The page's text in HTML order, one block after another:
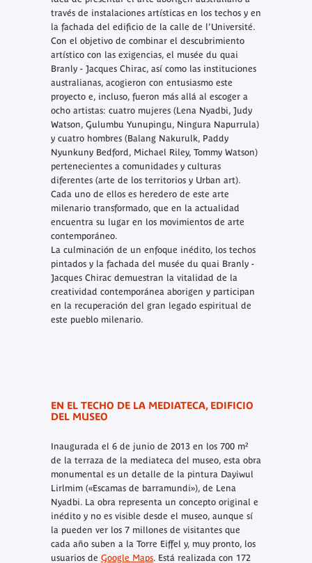
través de instalaciones artísticas en los techos y en
la fachada del edificio de la calle de l’Université.
Con el objetivo de combinar el descubrimiento
artístico con las exigencias, el musée du quai
Branly - Jacques Chirac, así como las instituciones
australianas, acogieron con entusiasmo este
proyecto e, incluso, fueron más allá al escoger a
ocho artistas: cuatro mujeres (Lena Nyadbi, Judy
Watson, Gulumbu Yunupingu, Ningura Napurrula)
y cuatro hombres (Balang Nakurulk, Paddy
Nyunkuny Bedford, Michael Riley, Tommy Watson)
pertenecientes a comunidades y culturas
diferentes (arte de los territorios y Urban art).
Cada uno de ellos es heredero de este arte
milenario transformado, que en la actualidad
encuentra su lugar en los movimientos de arte
contemporáneo.
La culminación de un enfoque inédito, los techos
pintados y la fachada del musée du quai Branly -
Jacques Chirac demuestran la vitalidad de la
creatividad contemporánea aborigen y participan
en la recuperación del gran legado espiritual de
este pueblo milenario.
EN EL TECHO DE LA MEDIATECA, EDIFICIO
DEL MUSEO
Inaugurada el 6 de junio de 2013 en los 700 m²
de la terraza de la mediateca del museo, esta obra
monumental es un detalle de la pintura Dayiwul
Lirlmim («Escamas de barramundi»), de Lena
Nyadbi. La obra representa un concepto original e
inédito y no es visible desde el museo, aunque sí
la pueden ver los 7 millones de visitantes que
cada año suben a la Torre Eiffel y, muy pronto, los
usuarios de Google Maps. Está realizada con 172